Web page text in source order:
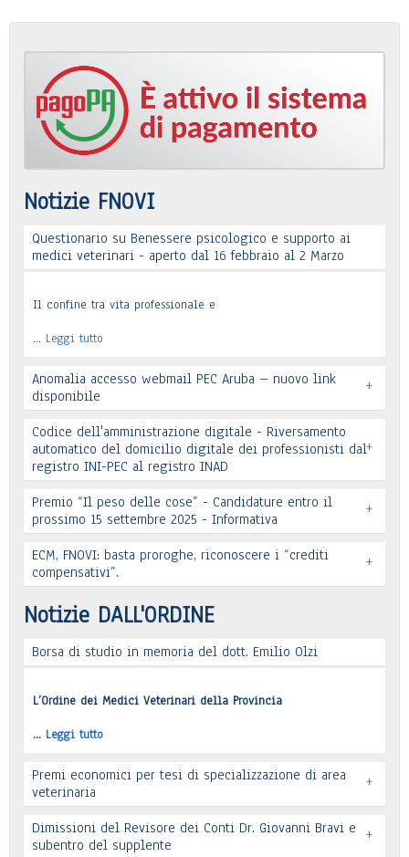
Notizie FNOVI
Questionario su Benessere psicologico e supporto ai
medici veterinari - aperto dal 16 febbraio al 2 Marzo
Il confine tra vita professionale e
… Leggi tutto
Anomalia accesso webmail PEC Aruba – nuovo link
disponibile
+
Leggi tutto
Codice dell'amministrazione digitale - Riversamento
automatico del domicilio digitale dei professionisti dal
registro INI-PEC al registro INAD
+
Leggi tutto
Premio “Il peso delle cose” - Candidature entro il
prossimo 15 settembre 2025 - Informativa
+
Premio “Il peso delle cose” - Candidature
… Leggi tutto
ECM, FNOVI: basta proroghe, riconoscere i “crediti
compensativi”.
+
Leggi tutto
Notizie DALL'ORDINE
Borsa di studio in memoria del dott. Emilio Olzi
L’Ordine dei Medici Veterinari della Provincia
… Leggi tutto
Premi economici per tesi di specializzazione di area
veterinaria
+
Dimissioni del Revisore dei Conti Dr. Giovanni Bravi e
subentro del supplente
+